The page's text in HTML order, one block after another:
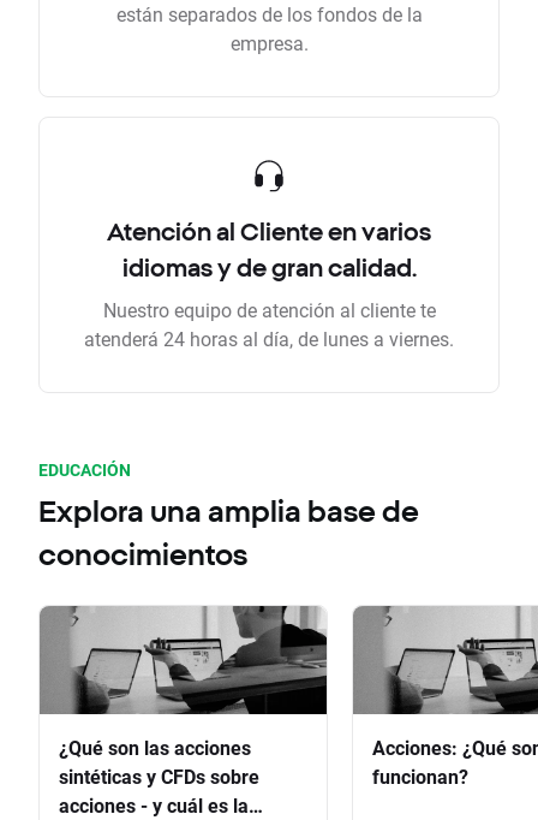
están separados de los fondos de la
empresa.
Atención al Cliente en varios
idiomas y de gran calidad.
Nuestro equipo de atención al cliente te
atenderá 24 horas al día, de lunes a viernes.
EDUCACIÓN
Explora una amplia base de
conocimientos
¿Qué son las acciones
sintéticas y CFDs sobre
acciones - y cuál es la
Acciones: ¿Qué
funcionan?